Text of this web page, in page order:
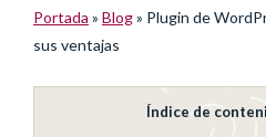
Portada » Blog» Plugin de
sus ventajas
Índice de